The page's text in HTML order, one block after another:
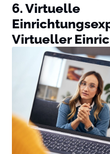
6. Virtuelle
Virtueller